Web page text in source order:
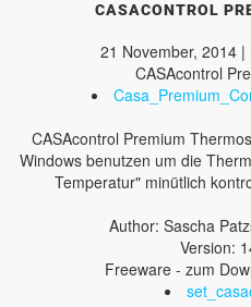
CASACONTROL
21 November, 2014
CASAcontrol
CASAcontrol Premium
Windows benutzen um die
Temperatur" minütlich
Author: Sascha
Version:
Freeware - zum